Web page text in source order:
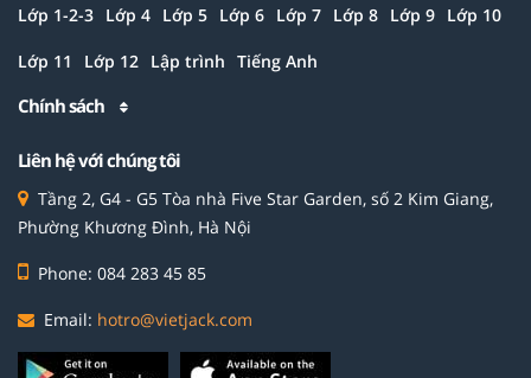
Lớp 1-2-3 Lớp 4 Lớp 5 Lớp 6 Lớp 7 Lớp 8 Lớp 9 Lớp 10
Lớp 11 Lớp 12 Lập trình Tiếng Anh
Chính sách
Liên hệ với chúng tôi
Tầng 2, G4 - G5 Tòa nhà Five Star Garden, số 2 Kim Giang,
Phường Khương Đình, Hà Nội
Phone: 084 283 45 85
Email: hotro@vietjack.com